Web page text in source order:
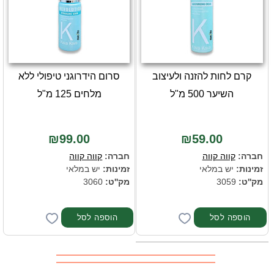
קרם לחות להזנה ולעיצוב
השיער 500 מ"ל
₪59.00
חברה:קווה קווה
זמינות: יש במלאי
מק''ט:
סרום הידרוגני טיפולי ללא
מלחים 125 מ"ל
₪99.00
חברה: קווה קווה
זמינות: יש במלאי
מק''ט: